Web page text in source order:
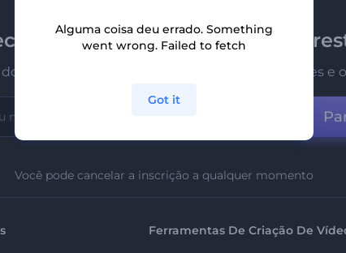
a newsletter da
primeiros a receber nossas últimas novidades e
Você pode cancelar a inscrição a qualquer momento
Ferramentas De Criação De
Alguma coisa deu errado. Something
went wrong. Failed to fetch
Got it